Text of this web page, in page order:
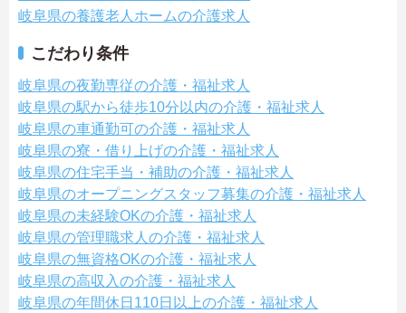
岐阜県の養護老人ホームの介護求人
こだわり条件
岐阜県の夜勤専従の介護・福祉求人
岐阜県の駅から徒歩10分以内の介護・福祉求人
岐阜県の車通勤可の介護・福祉求人
岐阜県の寮・借り上げの介護・福祉求人
岐阜県の住宅手当・補助の介護・福祉求人
岐阜県のオープニングスタッフ募集の介護・福祉求人
岐阜県の未経験OKの介護・福祉求人
岐阜県の管理職求人の介護・福祉求人
岐阜県の無資格OKの介護・福祉求人
岐阜県の高収入の介護・福祉求人
岐阜県の年間休日110日以上の介護・福祉求人